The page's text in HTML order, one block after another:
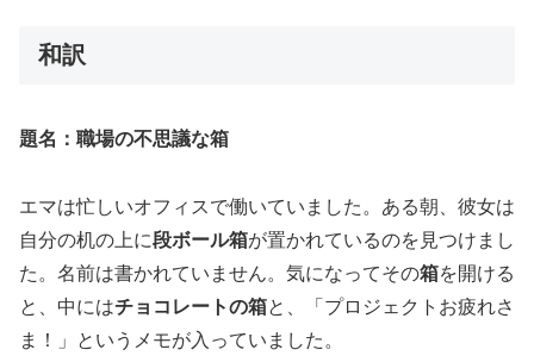
和訳
題名：職場の不思議な箱
エマは忙しいオフィスで働いていました。ある朝、彼女は
自分の机の上に段ボール箱が置かれているのを見つけまし
た。名前は書かれていません。気になってその箱を開ける
と、中にはチョコレートの箱と、「プロジェクトお疲れさ
ま！」というメモが入っていました。